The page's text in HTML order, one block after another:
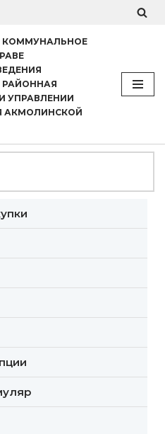
КОММУНАЛЬНОЕ
РАЙОННАЯ
УПРАВЛЕНИИ
АКМОЛИНСКОЙ